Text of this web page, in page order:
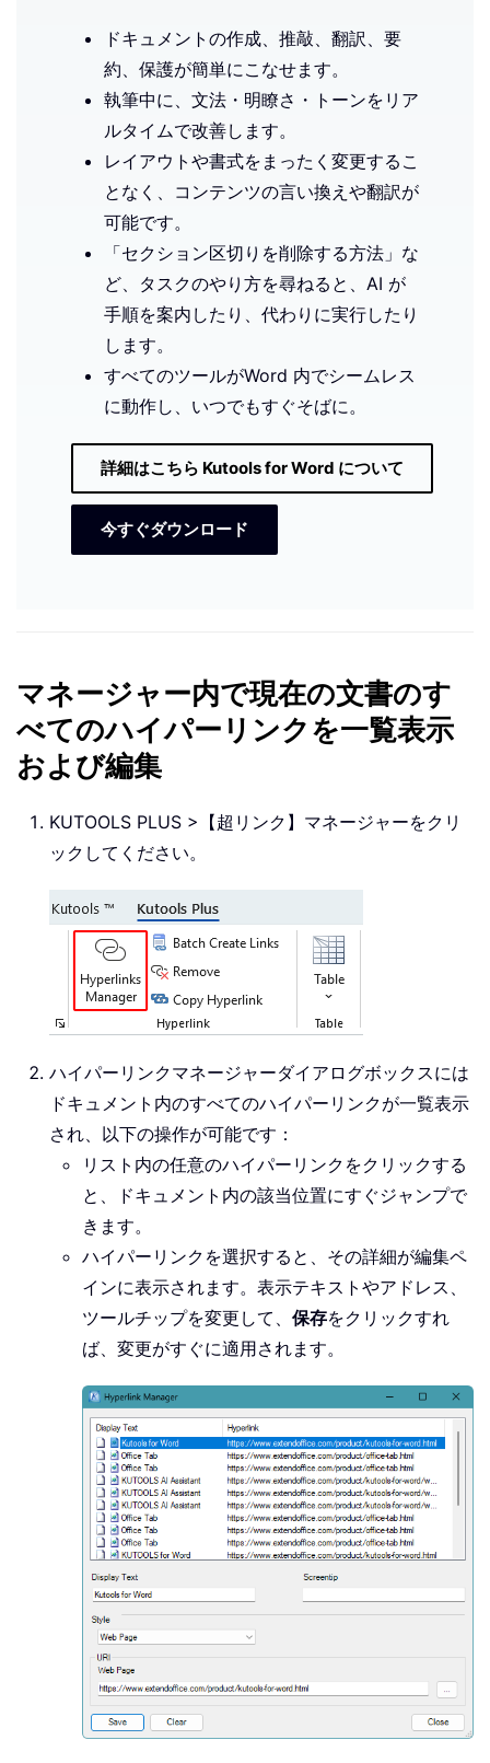
ドキュメントの作成、推敲、翻訳、要
約、保護が簡単にこなせます。
執筆中に、文法・明瞭さ・トーンをリア
ルタイムで改善します。
レイアウトや書式をまったく変更するこ
となく、コンテンツの言い換えや翻訳が
可能です。
「セクション区切りを削除する方法」な
ど、タスクのやり方を尋ねると、AI が
手順を案内したり、代わりに実行したり
します。
すべてのツールがWord 内でシームレス
に動作し、いつでもすぐそばに。
詳細はこちら Kutools for Word について
今すぐダウンロード
マネージャー内で現在の文書のす
べてのハイパーリンクを一覧表示
および編集
KUTOOLS PLUS >【超リンク】マネージャーをクリ
ックしてください。
ハイパーリンクマネージャーダイアログボックスには
ドキュメント内のすべてのハイパーリンクが一覧表示
され、以下の操作が可能です：
リスト内の任意のハイパーリンクをクリックする
と、ドキュメント内の該当位置にすぐジャンプで
きます。
ハイパーリンクを選択すると、その詳細が編集ペ
インに表示されます。表示テキストやアドレス、
ツールチップを変更して、 保存をクリックすれ
ば、変更がすぐに適用されます。